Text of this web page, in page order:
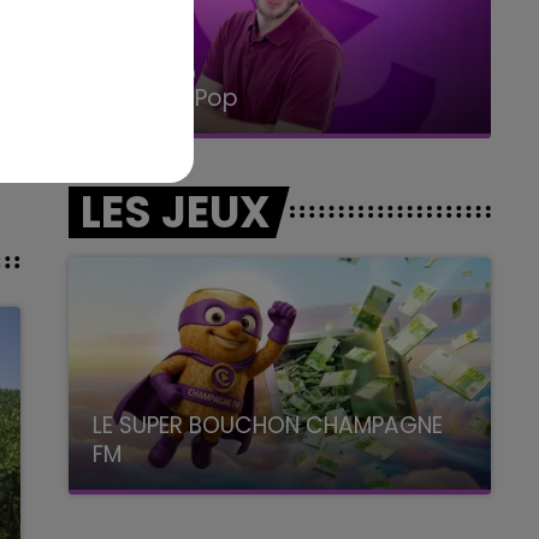
14h00 - 15h00
La Radio Pop
LES JEUX
LE SUPER BOUCHON CHAMPAGNE
FM
avec La Famille Champagne FM, à 8H10